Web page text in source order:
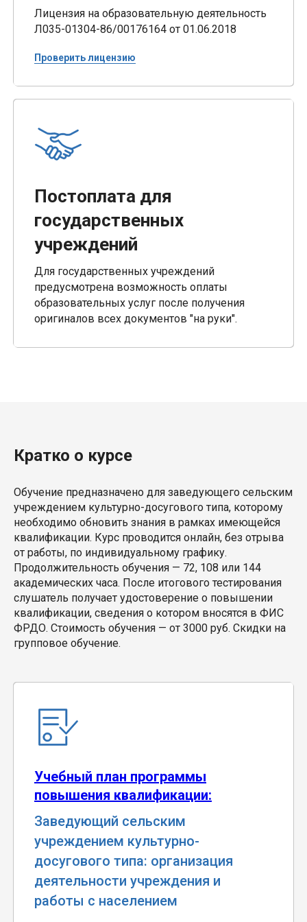
Лицензия на образовательную деятельность
Л035-01304-86/00176164 от 01.06.2018
Проверить лицензию
Постоплата для
государственных
учреждений
Для государственных учреждений
предусмотрена возможность оплаты
образовательных услуг после получения
оригиналов всех документов "на руки".
Кратко о курсе
Обучение предназначено для заведующего сельским
учреждением культурно-досугового типа, которому
необходимо обновить знания в рамках имеющейся
квалификации. Курс проводится онлайн, без отрыва
от работы, по индивидуальному графику.
Продолжительность обучения — 72, 108 или 144
академических часа. После итогового тестирования
слушатель получает удостоверение о повышении
квалификации, сведения о котором вносятся в ФИС
ФРДО. Стоимость обучения — от 3000 руб. Скидки на
групповое обучение.
Учебный план программы
повышения квалификации:
Заведующий сельским
учреждением культурно-
досугового типа: организация
деятельности учреждения и
работы с населением